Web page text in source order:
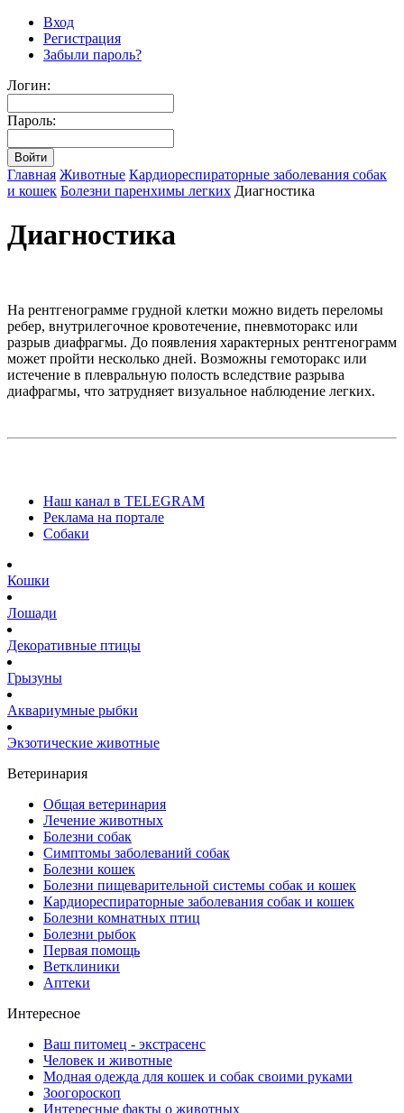
Вход
Регистрация
Забыли пароль?
Логин:
Пароль:
Главная Животные Кардиореспираторные заболевания собак
и кошек Болезни паренхимы легких Диагностика
Диагностика
На рентгенограмме грудной клетки можно видеть переломы
ребер, внутрилегочное кровотечение, пневмоторакс или
разрыв диафрагмы. До появления характерных рентгенограмм
может пройти несколько дней. Возможны гемоторакс или
истечение в плевральную полость вследствие разрыва
диафрагмы, что затрудняет визуальное наблюдение легких.
Наш канал в TELEGRAM
Реклама на портале
Собаки
Кошки
Лошади
Декоративные птицы
Грызуны
Аквариумные рыбки
Экзотические животные
Ветеринария
Общая ветеринария
Лечение животных
Болезни собак
Симптомы заболеваний собак
Болезни кошек
Болезни пищеварительной системы собак и кошек
Кардиореспираторные заболевания собак и кошек
Болезни комнатных птиц
Болезни рыбок
Первая помощь
Ветклиники
Аптеки
Интересное
Ваш питомец - экстрасенс
Человек и животные
Модная одежда для кошек и собак своими руками
Зоогороскоп
Интересные факты о животных